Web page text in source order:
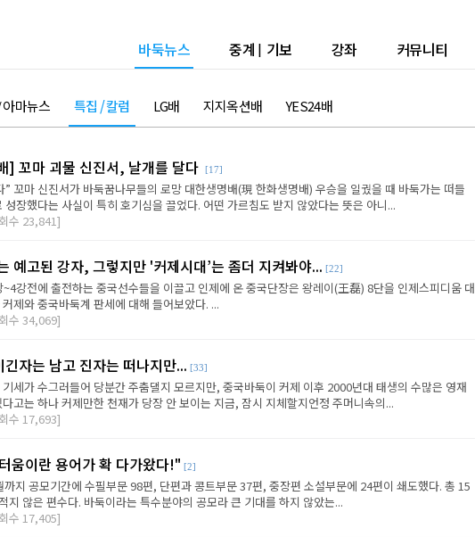
바둑뉴스 중계 | 기보 강좌 커뮤니티
마뉴스 특집 / 칼럼 LG배 지지옥션배 YES24배
] 꼬마 괴물 신진서, 날개를 달다 [17]
” 꼬마 신진서가 바둑꿈나무들의 로망 대한생명배(現 한화생명배) 우승을 일궜을 때 바둑가는 떠들
성장했다는 사실이 특히 호기심을 끌었다. 어떤 가르침도 받지 않았다는 뜻은 아니...
수 23,841]
예고된 강자, 그렇지만 '커제시대’는 좀더 지켜봐야... [22]
강전에 출전하는 중국선수들을 이끌고 인제에 온 중국단장은 왕레이(王磊) 8단을 인제스피디움 대
제와 중국바둑계 판세에 대해 들어보았다. ...
수 34,069]
자는 남고 진자는 떠나지만... [33]
세가 수그러들어 당분간 주춤댈지 모르지만, 중국바둑이 커제 이후 2000년대 태생의 수많은 영재
고는 하나 커제만한 천재가 당장 안 보이는 지금, 잠시 지체할지언정 주머니속의...
수 17,693]
움이란 용어가 확 다가왔다!" [2]
까지 공모기간에 수필부문 98편, 단편과 콩트부문 37편, 중장편 소설부문에 24편이 쇄도했다. 총 15
지 않은 편수다. 바둑이라는 특수분야의 공모라 큰 기대를 하지 않았는...
수 17,405]